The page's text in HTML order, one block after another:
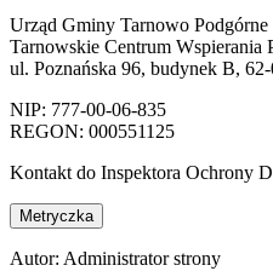
Urząd Gminy Tarnowo Podgórne
Tarnowskie Centrum Wspierania
ul. Poznańska 96, budynek B,
NIP: 777-00-06-835
REGON: 000551125
Kontakt do Inspektora Ochrony
Metryczka
Autor: Administrator strony